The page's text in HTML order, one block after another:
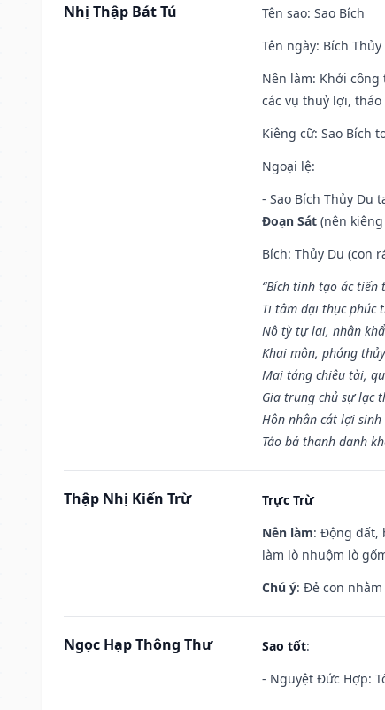
Nhị Thập Bát Tú Tên sao: Sao Bích
Tên ngày: Bích
Nên làm: Khởi công
các vụ thuỷ lợi,
Kiêng cữ: Sao Bích
Ngoại lệ:
- Sao Bích Thủy Du
Đoạn Sát (nên
Bích: Thủy Du (con
“Bích tinh tạo ác tiến
Ti tâm đại thục phúc
Nô tỳ tự lai, nhân
Khai môn, phóng
Mai táng chiêu tài,
Gia trung chủ sự lạc
Hôn nhân cát lợi sinh
Tảo bá thanh danh
Thập Nhị Kiến Trừ
Trực Trừ
Nên làm: Động đất,
làm lò nhuộm lò
Chú ý: Đẻ con
Ngọc Hạp Thông Thư Sao tốt:
- Nguyệt Đức Hợp: